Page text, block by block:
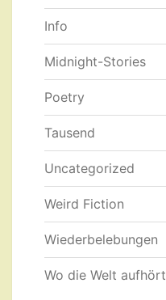
Info
Midnight-Stories
Poetry
Tausend
Uncategorized
Weird Fiction
Wiederbelebungen
Wo die Welt aufhört